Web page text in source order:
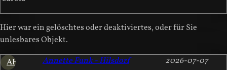
Hier war ein gelöschtes oder deaktiviertes, oder für Sie
unlesbares Objekt.
AH
2026-07-07
Annette Funk - Hilsdorf